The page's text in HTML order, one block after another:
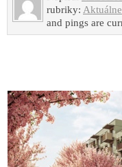
rubriky: Aktuálne
and pings are